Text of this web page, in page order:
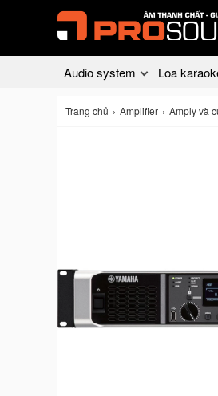
Audio system Loa
Trang chủ Amplifier Amply và